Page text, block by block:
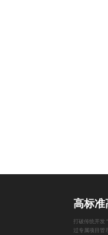
高标准
打破传统开发
过专属项目管